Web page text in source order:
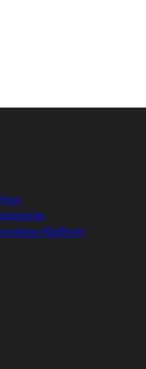
Platform